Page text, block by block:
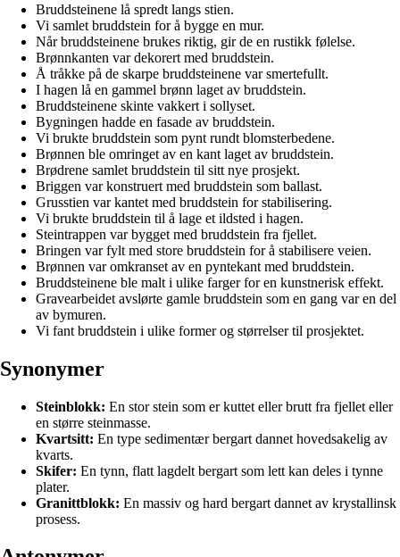
Bruddsteinene lå spredt langs stien.
Vi samlet bruddstein for å bygge en mur.
Når bruddsteinene brukes riktig, gir de en rustikk følelse.
Brønnkanten var dekorert med bruddstein.
Å tråkke på de skarpe bruddsteinene var smertefullt.
I hagen lå en gammel brønn laget av bruddstein.
Bruddsteinene skinte vakkert i sollyset.
Bygningen hadde en fasade av bruddstein.
Vi brukte bruddstein som pynt rundt blomsterbedene.
Brønnen ble omringet av en kant laget av bruddstein.
Brødrene samlet bruddstein til sitt nye prosjekt.
Briggen var konstruert med bruddstein som ballast.
Grusstien var kantet med bruddstein for stabilisering.
Vi brukte bruddstein til å lage et ildsted i hagen.
Steintrappen var bygget med bruddstein fra fjellet.
Bringen var fylt med store bruddstein for å stabilisere veien.
Brønnen var omkranset av en pyntekant med bruddstein.
Bruddsteinene ble malt i ulike farger for en kunstnerisk effekt.
Gravearbeidet avslørte gamle bruddstein som en gang var en del
av bymuren.
Vi fant bruddstein i ulike former og størrelser til prosjektet.
Synonymer
Steinblokk: En stor stein som er kuttet eller brutt fra fjellet eller
en større steinmasse.
Kvartsitt: En type sedimentær bergart dannet hovedsakelig av
kvarts.
Skifer: En tynn, flatt lagdelt bergart som lett kan deles i tynne
plater.
Granittblokk: En massiv og hard bergart dannet av krystallinsk
prosess.